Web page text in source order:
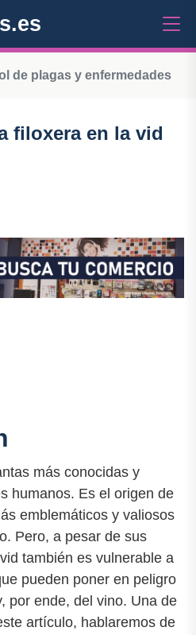
de plagas y enfermedades
filoxera en la vid
más conocidas y
humanos. Es el origen de
emblemáticos y valiosos
Pero, a pesar de sus
también es vulnerable a
pueden poner en peligro
por ende, del vino. Una de
artículo, hablaremos de